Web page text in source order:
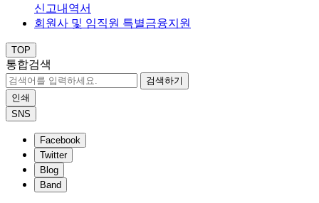
신고내역서
회원사 및 임직원 특별금융지원
TOP
통합검색
검색하기
인쇄
SNS
Facebook
Twitter
Blog
Band